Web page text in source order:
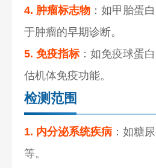
4. 肿瘤标志物 ：如甲胎蛋
于肿瘤的早期诊断。
5. 免疫指标：如免疫球蛋
估机体免疫功能。
检测范围
1. 内分泌系统疾病 ：如糖
等。